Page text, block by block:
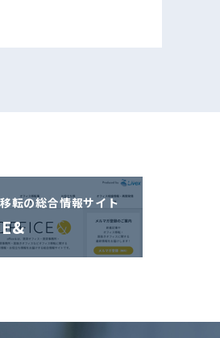
転の総合情報サイト